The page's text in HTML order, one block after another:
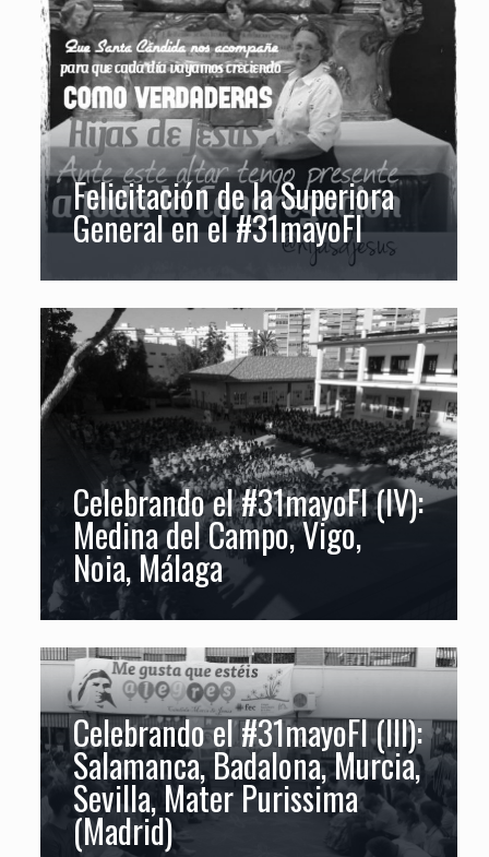
Felicitación de la Superiora
General en el #31mayoFI
Celebrando el #31mayoFI (IV):
Medina del Campo, Vigo,
Noia, Málaga
Celebrando el #31mayoFI (III):
Salamanca, Badalona, Murcia,
Sevilla, Mater Purissima
(Madrid)